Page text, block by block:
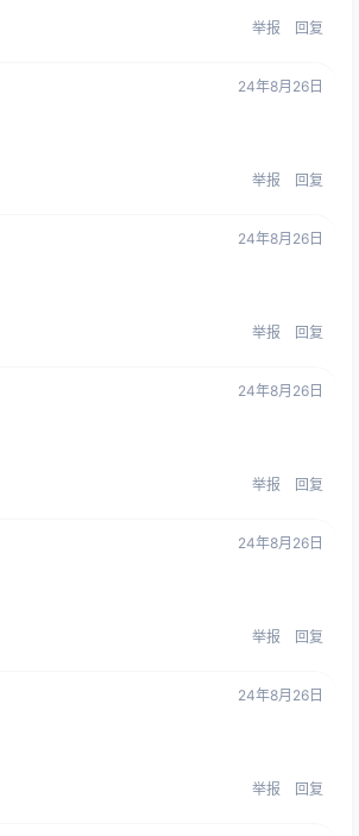
举报 回复
24年8月26日
举报 回复
24年8月26日
举报 回复
24年8月26日
举报 回复
24年8月26日
举报 回复
24年8月26日
举报 回复